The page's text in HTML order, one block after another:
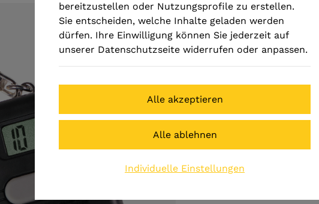
zzgl. Versandkosten
bereitzustellen oder Nutzungsprofile zu erstellen.
Sie entscheiden, welche Inhalte geladen werden
dürfen. Ihre Einwilligung können Sie jederzeit auf
unserer Datenschutzseite widerrufen oder anpassen.
Individuelle Einstellungen